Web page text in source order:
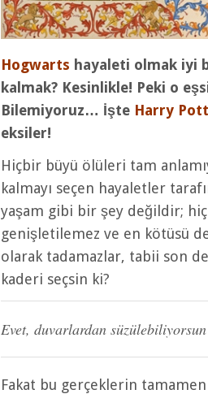
Hogwarts hayaleti olmak iyi
kalmak? Kesinlikle! Peki o
Bilemiyoruz… İşte Harry
eksiler!
Hiçbir büyü ölüleri tam
kalmayı seçen hayaletler
yaşam gibi bir şey değildir;
genişletilemez ve en kötüsü
olarak tadamazlar, tabii son
kaderi seçsin ki?
Evet, duvarlardan
Fakat bu gerçeklerin